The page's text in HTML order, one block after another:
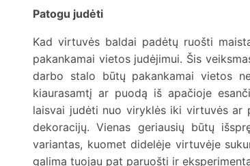
Patogu judėti
Kad virtuvės baldai padėtų ruošti
pakankamai vietos judėjimui. Šis
darbo stalo būtų pakankamai vietos
kiaurasamtį ar puodą iš apačioje
laisvai judėti nuo viryklės iki virtuvės ar
dekoracijų. Vienas geriausių būtų
variantas, kuomet didelėje virtuvėje
galima tuojau pat paruošti ir